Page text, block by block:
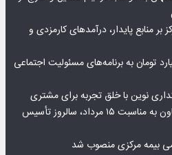
بر منابع پایدار، درآمدهای کارمزدی و
ایران بیش از ۷۰ میلیارد تومان به برنامه‌های مسئولیت اجتماعی
نوین با خلق تجربه برای مشتری
پیام مدیرعامل بانک توسعه تعاون به مناسبت ۱۵ مرداد، سالروز تأسیس
بیمه مرکزی منصوب شد